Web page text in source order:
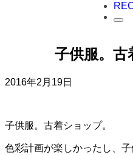
子供服。古
2016年2月19日
子供服。古着ショップ。
色彩計画が楽しかったし、